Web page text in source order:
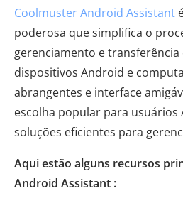
Coolmuster Android Assistant
poderosa que simplifica o
gerenciamento e
dispositivos Android e
abrangentes e interface
escolha popular para usuários
soluções eficientes para
Aqui estão alguns recursos
Android Assistant :